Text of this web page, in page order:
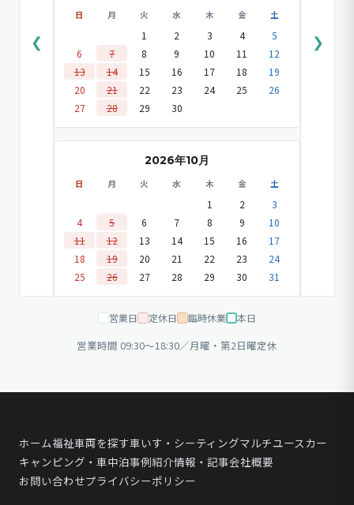
❮
日 月 火 水 木 金 土
1 2 3 4
5
6
7 8 9 10 11
12
13
14 15 16 17 18
19
20
21 22 23 24 25
26
27
28 29 30
2026年10月
日 月 火 水 木 金 土
1 2
3
4
5 6 7 8 9
10
11
12 13 14 15 16
17
18
19 20 21 22 23
24
25
26 27 28 29 30 31
❯
営業日 定休日 臨時休業 本日
営業時間 09:30〜18:30／月曜・第2日曜定休
ホーム福祉車両を探す車いす・シーティングマルチユースカー
キャンピング・車中泊事例紹介情報・記事会社概要
お問い合わせプライバシーポリシー